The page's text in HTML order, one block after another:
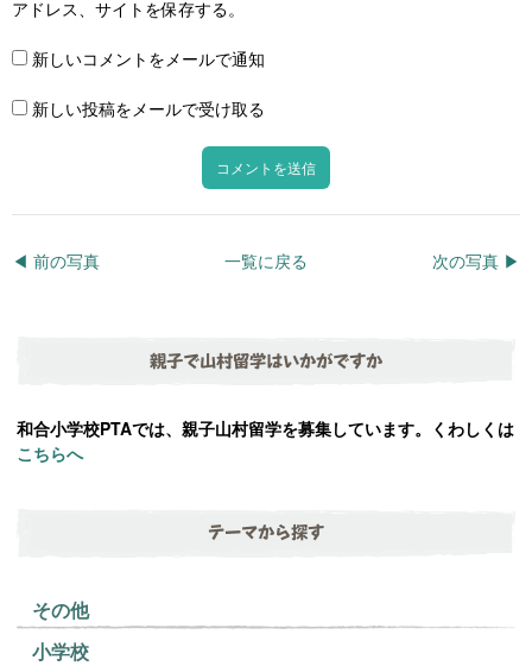
アドレス、サイトを保存する。
新しいコメントをメールで通知
新しい投稿をメールで受け取る
◀︎ 前の写真 次の写真 ▶︎
一覧に戻る
親子で山村留学はいかがですか
和合小学校PTAでは、親子山村留学を募集しています。くわしくは
こちらへ
テーマから探す
その他
小学校